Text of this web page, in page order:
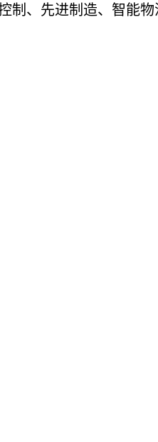
制、先进制造、智能